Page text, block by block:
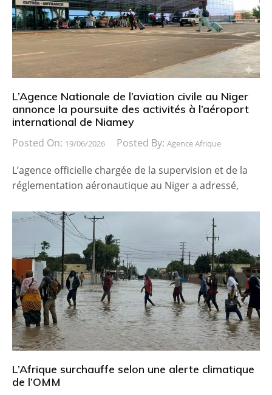
L’Agence Nationale de l’aviation civile au Niger
annonce la poursuite des activités à l’aéroport
international de Niamey
Posted On: 19/06/2026 Posted By: Agence Afrique
L’agence officielle chargée de la supervision et de la
réglementation aéronautique au Niger a adressé,
L’Afrique surchauffe selon une alerte climatique
de l’OMM